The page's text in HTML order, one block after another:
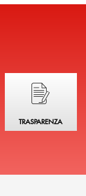
immediata?
Hai bisogno di
TRASPARENZA